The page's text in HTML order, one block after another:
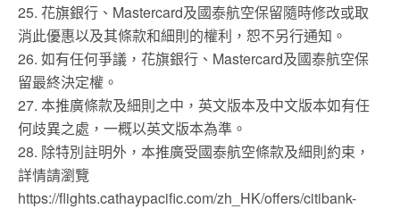
25. 花旗銀行、Mastercard及國泰航空保留隨時修改或取
消此優惠以及其條款和細則的權利，恕不另行通知。
26. 如有任何爭議，花旗銀行、Mastercard及國泰航空保
留最終決定權。
27. 本推廣條款及細則之中，英文版本及中文版本如有任
何歧異之處，一概以英文版本為準。
28. 除特別註明外，本推廣受國泰航空條款及細則約束，
詳情請瀏覽
https://flights.cathaypacific.com/zh_HK/offers/citibank-